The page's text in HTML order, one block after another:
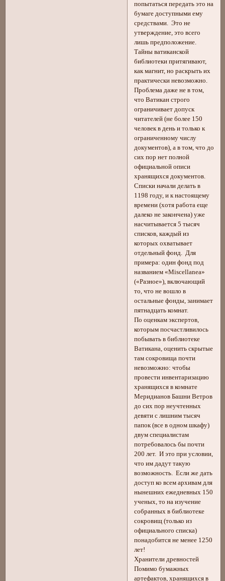
попытаться передать это на
бумаге доступными ему
средствами. Это не
утверждение, это всего
лишь предположение.
Тайны ватиканской
библиотеки притягивают,
как магнит, но раскрыть их
практически невозможно.
Проблема даже не в том,
что Ватикан строго
ограничивает допуск
читателей (не более 150
человек в день и только к
ограниченному числу
документов), а в том, что до
сих пор нет полной
официальной описи
хранящихся документов.
Списки начали делать в
1198 году, и к настоящему
времени (хотя работа еще
далеко не закончена) уже
насчитывается 5 тысяч
списков, каждый из
которых охватывает
отдельный фонд. Для
примера: один фонд под
названием «Miscellanea»
(«Разное»), включающий
то, что не вошло в
остальные фонды, занимает
пятнадцать комнат.
По оценкам экспертов,
которым посчастливилось
побывать в библиотеке
Ватикана, оценить скрытые
там сокровища почти
невозможно: чтобы
провести инвентаризацию
хранящихся в комнате
Меридианов Башни Ветров
до сих пор неучтенных
девяти с лишним тысяч
папок (все в одном шкафу)
двум специалистам
потребовалось бы почти
200 лет. И это при условии,
что им дадут такую
возможность. Если же дать
доступ ко всем архивам для
нынешних ежедневных 150
ученых, то на изучение
собранных в библиотеке
сокровищ (только из
официального списка)
понадобится не менее 1250
лет!
Хранители древностей
Помимо бумажных
артефактов, хранящихся в